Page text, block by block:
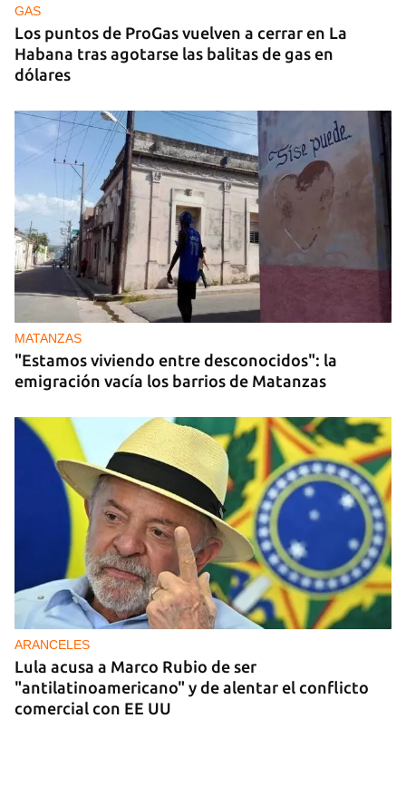
Cuba
GAS
Los puntos de ProGas vuelven a cerrar en La
Habana tras agotarse las balitas de gas en
dólares
MATANZAS
"Estamos viviendo entre desconocidos": la
emigración vacía los barrios de Matanzas
ARANCELES
Lula acusa a Marco Rubio de ser
"antilatinoamericano" y de alentar el conflicto
comercial con EE UU